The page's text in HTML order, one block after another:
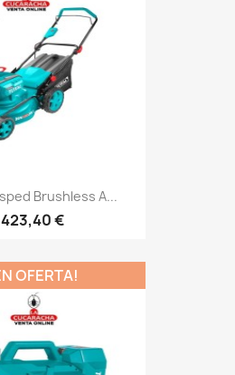
Brushless A...
423,40 €
OFERTA!